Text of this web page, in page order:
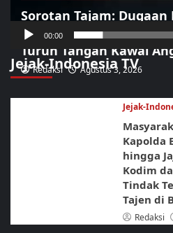
00:00
Jejak-Indonesia TV
Sorotan Tajam:
Proyek Kota Pasuruan
Turun Tangan Kawal
Redaksi Agustus 3, 2026
Jejak-
Kapolda
hingga
Kodim
Tindak
Tajen di
Redaksi